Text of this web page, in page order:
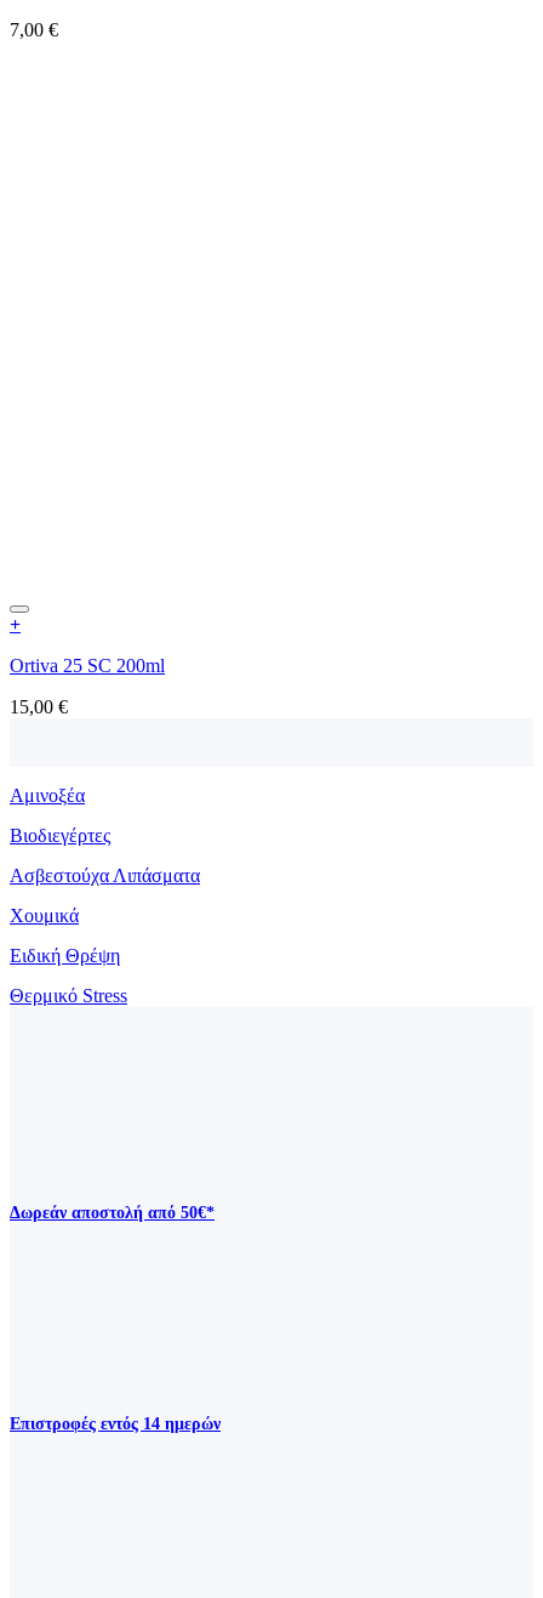
7,00 €
+
Ortiva 25 SC 200ml
15,00 €
Αμινοξέα
Βιοδιεγέρτες
Ασβεστούχα Λιπάσματα
Χουμικά
Ειδική Θρέψη
Θερμικό Stress
Δωρεάν αποστολή από 50€*
Επιστροφές εντός 14 ημερών